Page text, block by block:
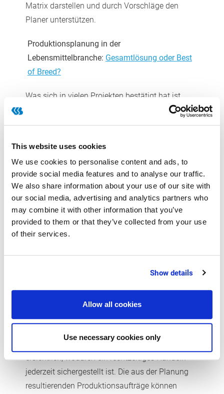
This website uses cookies
We use cookies to personalise content and ads, to
provide social media features and to analyse our traffic.
We also share information about your use of our site with
our social media, advertising and analytics partners who
may combine it with other information that you’ve
provided to them or that they’ve collected from your use
of their services.
Show details
Allow all cookies
Use necessary cookies only
Matrix darstellen und durch Vorschläge den
Planer unterstützen.
Produktionsplanung in der
Lebensmittelbranche: Gesamtlösung oder Best
of Breed?
Was sich in vielen Projekten bestätigt hat ist,
Planungssoftware
Rohstoffe günstiger beschafft werden
Maschinen optimal ausgelastet werden
Lagerkapazitäten optimiert werden und
eine 100prozentige Liefertreue erreicht wird.
Wie eine wirklich gute Planung aussieht, zeigt
zu 5-mal am Tag – daraus ergibt sich eine
herausfordernde Echtzeitplanung und
aufwändige Logistik, die erst durch den Einsatz
Kleingebäck, Torten und Co. sind in der Planung
ersichtlich, wodurch ein rechtzeitiges Handeln
jederzeit sichergestellt ist. Die aus der Planung
resultierenden Produktionsaufträge können